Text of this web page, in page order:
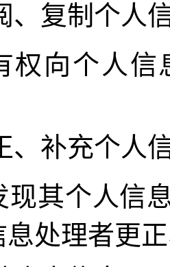
、复制个人
权向个人信
、补充个人
现其个人信
息处理者更